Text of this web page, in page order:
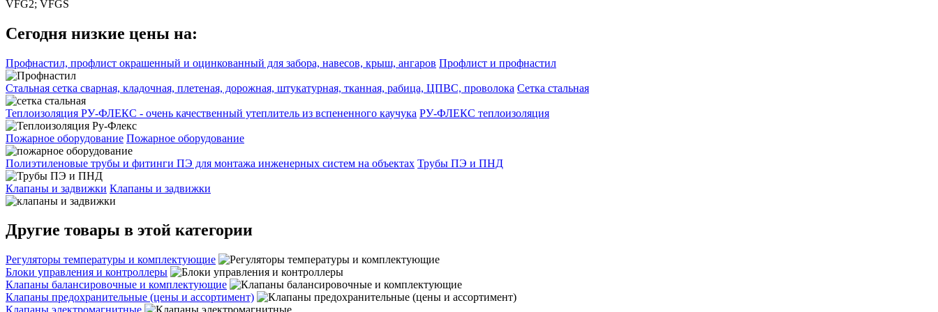
VFG2; VFGS
Сегодня низкие цены на:
Профнастил, профлист окрашенный и оцинкованный для забора, навесов, крыш, ангаров Профлист и профнастил
Стальная сетка сварная, кладочная, плетеная, дорожная, штукатурная, тканная, рабица, ЦПВС, проволока Сетка стальная
Теплоизоляция РУ-ФЛЕКС - очень качественный утеплитель из вспененного каучука РУ-ФЛЕКС теплоизоляция
Пожарное оборудование Пожарное оборудование
Полиэтиленовые трубы и фитинги ПЭ для монтажа инженерных систем на объектах Трубы ПЭ и ПНД
Клапаны и задвижки Клапаны и задвижки
Другие товары в этой категории
Регуляторы температуры и комплектующие
Блоки управления и контроллеры
Клапаны балансировочные и комплектующие
Клапаны предохранительные (цены и ассортимент)